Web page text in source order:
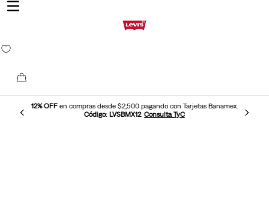
12% OFFen compras desde $2,500 pagando con Tarjetas Banamex.
Código: LVSBMX12. Consulta TyC